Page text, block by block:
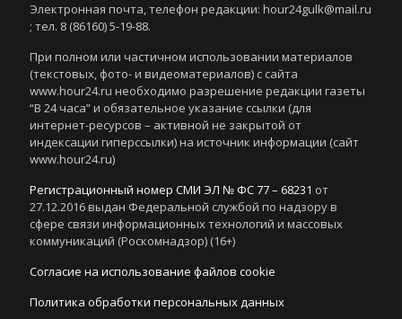
Электронная почта, телефон редакции: hour24gulk@mail.ru
; тел. 8 (86160) 5-19-88.
При полном или частичном использовании материалов
(текстовых, фото- и видеоматериалов) с сайта
www.hour24.ru необходимо разрешение редакции газеты
“В 24 часа” и обязательное указание ссылки (для
интернет-ресурсов – активной не закрытой от
индексации гиперссылки) на источник информации (сайт
www.hour24.ru)
Регистрационный номер СМИ ЭЛ № ФС 77 – 68231 от
27.12.2016 выдан Федеральной службой по надзору в
сфере связи информационных технологий и массовых
коммуникаций (Роскомнадзор) (16+)
Согласие на использование файлов cookie
Политика обработки персональных данных